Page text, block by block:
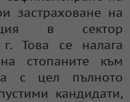
застраховане на
в сектор
г. Това се налага
стопаните към
с цел пълното
кандидати,